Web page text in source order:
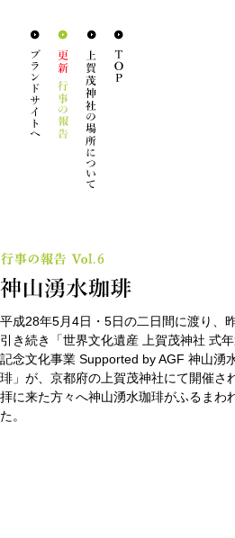
平成28年5月4日・5日の二日間に渡り、
引き続き「世界文化遺産 上賀茂神社 式
記念文化事業 Supported by AGF 神山湧
琲」が、京都府の上賀茂神社にて開催さ
拝に来た方々へ神山湧水珈琲がふるまわ
た。